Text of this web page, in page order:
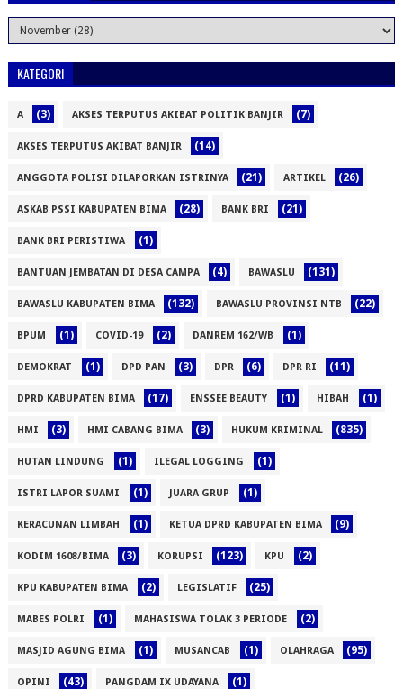
KATEGORI
A (3) AKSES TERPUTUS AKIBAT POLITIK BANJIR (7)
AKSES TERPUTUS AKIBAT BANJIR (14)
ANGGOTA POLISI DILAPORKAN ISTRINYA (21) ARTIKEL (26)
ASKAB PSSI KABUPATEN BIMA (28) BANK BRI (21)
BANK BRI PERISTIWA (1)
BANTUAN JEMBATAN DI DESA CAMPA (4) BAWASLU (131)
BAWASLU KABUPATEN BIMA (132) BAWASLU PROVINSI NTB (22)
BPUM (1) COVID-19 (2) DANREM 162/WB (1)
DEMOKRAT (1) DPD PAN (3) DPR (6) DPR RI (11)
DPRD KABUPATEN BIMA (17) ENSSEE BEAUTY (1) HIBAH (1)
HMI (3) HMI CABANG BIMA (3) HUKUM KRIMINAL (835)
HUTAN LINDUNG (1) ILEGAL LOGGING (1)
ISTRI LAPOR SUAMI (1) JUARA GRUP (1)
KERACUNAN LIMBAH (1) KETUA DPRD KABUPATEN BIMA (9)
KODIM 1608/BIMA (3) KORUPSI (123) KPU (2)
KPU KABUPATEN BIMA (2) LEGISLATIF (25)
MABES POLRI (1) MAHASISWA TOLAK 3 PERIODE (2)
MASJID AGUNG BIMA (1) MUSANCAB (1) OLAHRAGA (95)
OPINI (43) PANGDAM IX UDAYANA (1)